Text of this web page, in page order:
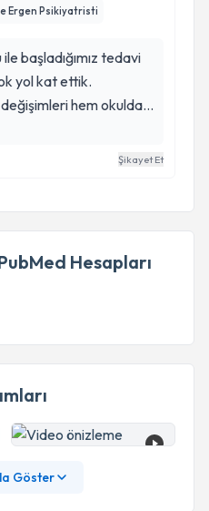
Ergen Psikiyatristi
yol kat ettik.
hem okulda
sabırlı, açıklayıcıŞikayet Et
Hesapları
Göster